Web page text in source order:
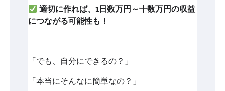
適切に作れば、1日数万円～十数万円の収益
につながる可能性も！
「でも、自分にできるの？」
「本当にそんなに簡単なの？」